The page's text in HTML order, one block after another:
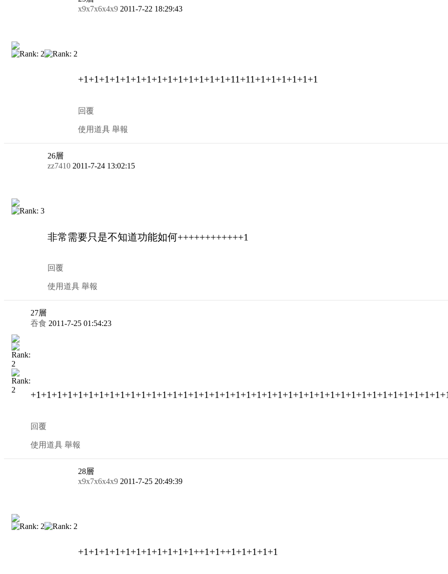
x9x7x6x4x9 2011-7-22 18:29:43
+1+1+1+1+1+1+1+1+1+1+1+1+1+1+11+11+1+1+1+1+1+1
回覆
使用道具 舉報
26層
zz7410 2011-7-24 13:02:15
非常需要只是不知道功能如何++++++++++++1
回覆
使用道具 舉報
27層
吞食 2011-7-25 01:54:23
回覆
使用道具 舉報
28層
x9x7x6x4x9 2011-7-25 20:49:39
+1+1+1+1+1+1+1+1+1+1+1++1+1++1+1+1+1+1